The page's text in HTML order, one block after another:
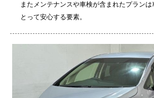
またメンテナンスや車検が含まれたプラン
とって安心する要素。